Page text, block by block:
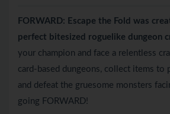
FORWARD: Escape the Fold was
perfect bitesized roguelike dungeon
your champion and face a relentless
card-based dungeons, collect items to
and defeat the gruesome monsters
going FORWARD!